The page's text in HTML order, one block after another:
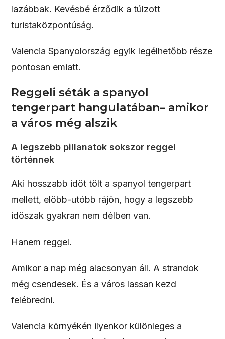
lazábbak. Kevésbé érződik a túlzott
turistaközpontúság.
Valencia Spanyolország egyik legélhetőbb része
pontosan emiatt.
Reggeli séták a spanyol
tengerpart hangulatában– amikor
a város még alszik
A legszebb pillanatok sokszor reggel
történnek
Aki hosszabb időt tölt a spanyol tengerpart
mellett, előbb-utóbb rájön, hogy a legszebb
időszak gyakran nem délben van.
Hanem reggel.
Amikor a nap még alacsonyan áll. A strandok
még csendesek. És a város lassan kezd
felébredni.
Valencia környékén ilyenkor különleges a